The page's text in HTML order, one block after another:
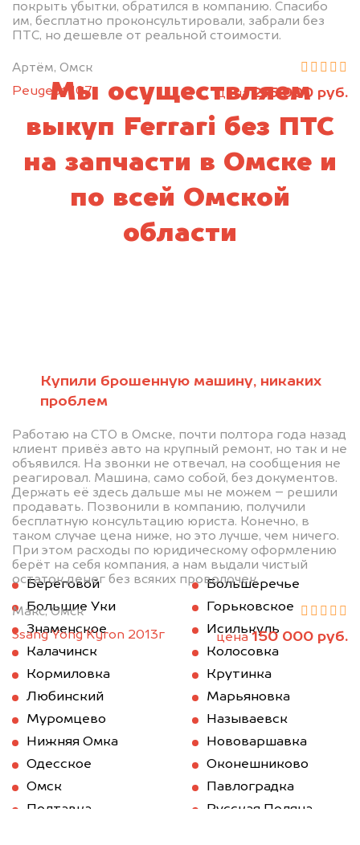
покрыть убытки, обратился в компанию. Спасибо
им, бесплатно проконсультировали, забрали без
ПТС, но дешевле от реальной стоимости.
Артём, Омск
Peugeot 107
цена 215 000 руб.
Купили брошенную машину, никаких
проблем
Работаю на СТО в Омске, почти полтора года назад
клиент привёз авто на крупный ремонт, но так и не
объявился. На звонки не отвечал, на сообщения не
реагировал. Машина, само собой, без документов.
Держать её здесь дальше мы не можем – решили
продавать. Позвонили в компанию, получили
бесплатную консультацию юриста. Конечно, в
таком случае цена ниже, но это лучше, чем ничего.
При этом расходы по юридическому оформлению
берёт на себя компания, а нам выдали чистый
остаток денег без всяких проволочек.
Макс, Омск
Ssang Yong Kyron 2013г
цена150 000 руб.
Мы осуществляем
выкуп Ferrari без ПТС
на запчасти в Омске и
по всей Омской
области
Береговой
Большеречье
Большие Уки
Горьковское
Знаменское
Исилькуль
Калачинск
Колосовка
Кормиловка
Крутинка
Любинский
Марьяновка
Муромцево
Называевск
Нижняя Омка
Нововаршавка
Одесское
Оконешниково
Омск
Павлоградка
Полтавка
Русская Поляна